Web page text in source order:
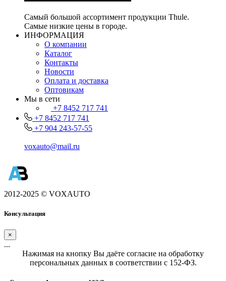
Самый большой ассортимент продукции Thule.
Самые низкие цены в городе.
ИНФОРМАЦИЯ
О компании
Каталог
Контакты
Новости
Оплата и доставка
Оптовикам
Мы в сети
+7 8452 717 741
+7 8452 717 741
+7 904 243-57-55
voxauto@mail.ru
2012-2025 © VOXAUTO
Консультация
×
...
Нажимая на кнопку Вы даёте согласие на обработку
персональных данных в соответствии с 152-ФЗ.